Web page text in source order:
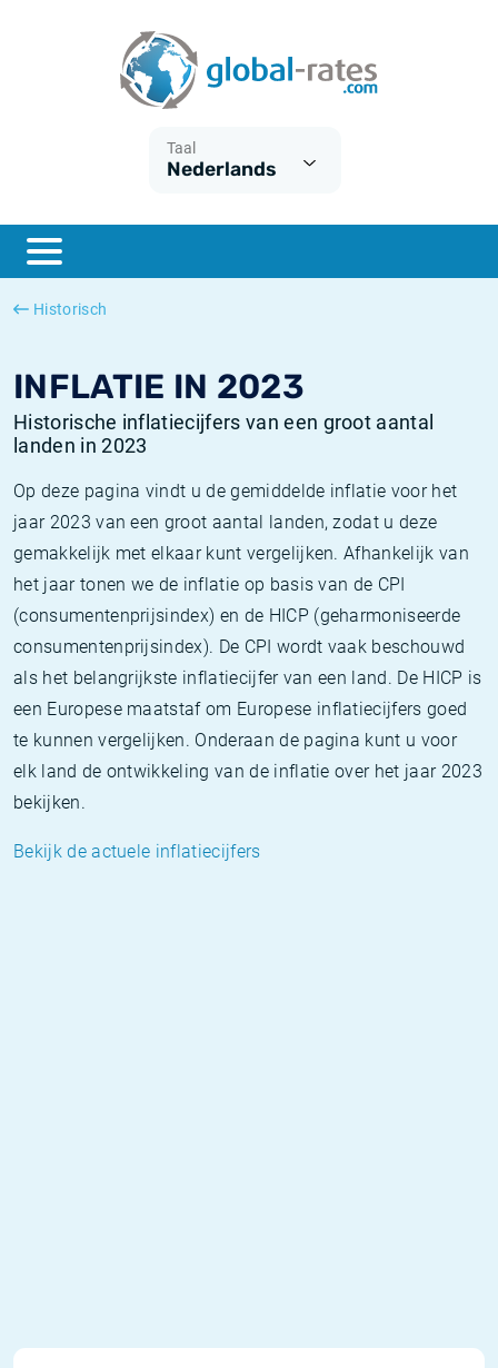
Taal
Nederlands
Historisch
INFLATIE IN 2023
Historische inflatiecijfers van een groot aantal
landen in 2023
Op deze pagina vindt u de gemiddelde inflatie voor het
jaar 2023 van een groot aantal landen, zodat u deze
gemakkelijk met elkaar kunt vergelijken. Afhankelijk van
het jaar tonen we de inflatie op basis van de CPI
(consumentenprijsindex) en de HICP (geharmoniseerde
consumentenprijsindex). De CPI wordt vaak beschouwd
als het belangrijkste inflatiecijfer van een land. De HICP is
een Europese maatstaf om Europese inflatiecijfers goed
te kunnen vergelijken. Onderaan de pagina kunt u voor
elk land de ontwikkeling van de inflatie over het jaar 2023
bekijken.
Bekijk de actuele inflatiecijfers
ESTER
SONIA
Wat is CPI inflatie?
Wat is HICP inflatie?
Nederlandse inflatie - CPI
Amerikaanse inflatie - CPI
Euribor historie
SOFR historie
TONAR historie
Inflatiecalculator